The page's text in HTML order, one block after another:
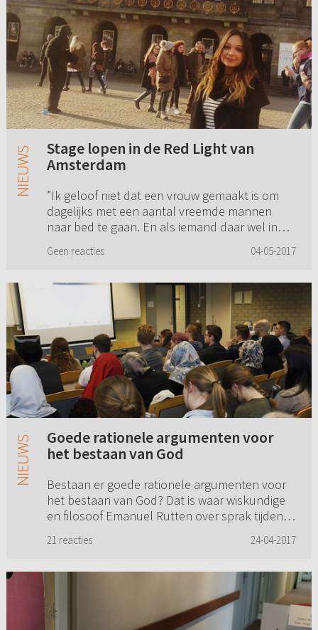
Stage lopen in de Red Light van
Amsterdam
”Ik geloof niet dat een vrouw gemaakt is om
dagelijks met een aantal vreemde mannen
naar bed te gaan. En als iemand daar wel in
willen dat hun eigen doch...
Geen reacties 04-05-2017
Goede rationele argumenten voor
het bestaan van God
Bestaan er goede rationele argumenten voor
het bestaan van God? Dat is waar wiskundige
en filosoof Emanuel Rutten over sprak tijdens
Nijmegen. Eline van der Zwa...
21 reacties 24-04-2017